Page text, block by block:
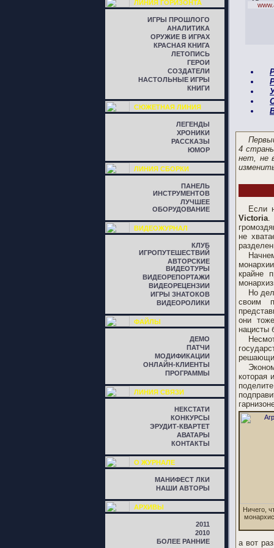
ЛИНИЯ ГОРИЗОНТА
ИГРЫ ПРОШЛОГО
АНАЛИТИКА
ОРУЖИЕ В ИГРАХ
КРАСНАЯ КНИГА
ЛЕТОПИСЬ
ГЕРОИ
СОЗДАТЕЛИ
НАСТОЛЬНЫЕ ИГРЫ
КНИГИ
СЮЖЕТНАЯ ЛИНИЯ
ЛЕГЕНДЫ
ХРОНИКИ
РАССКАЗЫ
ЮМОР
ЛИНИЯ СБОРКИ
ПАНЕЛЬ
ИНСТРУМЕНТОВ
ЛУЧШЕЕ
ОБОРУДОВАНИЕ
ВИДЕОЖУРНАЛ
КЛУБ
ИГРОПУТЕШЕСТВИЙ
АВТОРСКИЕ
ВИДЕОТУРЫ
ВИДЕОРЕПОРТАЖИ
ВИДЕОРЕЦЕНЗИИ
ИГРЫ ЗНАТОКОВ
ВИДЕОРОЛИКИ
ФАЙЛЫ
ДЕМО
ПАТЧИ
МОДИФИКАЦИИ
ОНЛАЙН-КЛИЕНТЫ
ПРОГРАММЫ
ЛИНИЯ СВЯЗИ
НЕКСТАТИ
КОНКУРСЫ
ЭРУДИТ-КВАРТЕТ
АВАТАРЫ
КОНТАКТЫ
О ЖУРНАЛЕ
МАНИФЕСТ ЛКИ
НАШИ АВТОРЫ
АРХИВЫ
2011
2010
БОЛЕЕ РАННИЕ
4
нет, не
Если
Victoria.
не
крайне
Но
своим
они
нацисты
которая
Ничего,
а вот